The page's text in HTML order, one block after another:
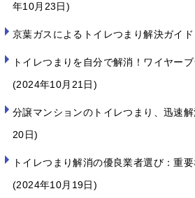
年10月23日
京葉ガスによるトイレつまり解決ガイド
トイレつまりを自分で解消！ワイヤー
2024年10月21日
分譲マンションのトイレつまり、迅速
20日
トイレつまり解消の優良業者選び：重
2024年10月19日